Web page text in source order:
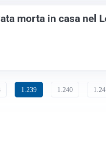
morta in casa nel
1.239 1.240